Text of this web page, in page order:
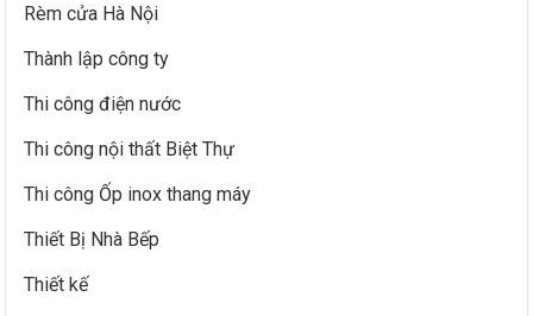
Rèm cửa Hà Nội
Thành lập công ty
Thi công điện nước
Thi công nội thất Biệt Thự
Thi công Ốp inox thang máy
Thiết Bị Nhà Bếp
Thiết kế